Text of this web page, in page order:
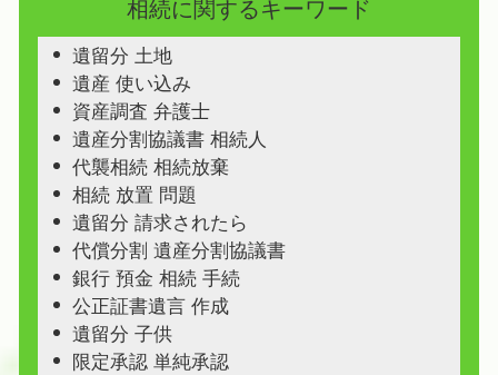
相続に関するキーワード
遺留分 土地
遺産 使い込み
資産調査 弁護士
遺産分割協議書 相続人
代襲相続 相続放棄
相続 放置 問題
遺留分 請求されたら
代償分割 遺産分割協議書
銀行 預金 相続 手続
公正証書遺言 作成
遺留分 子供
限定承認 単純承認